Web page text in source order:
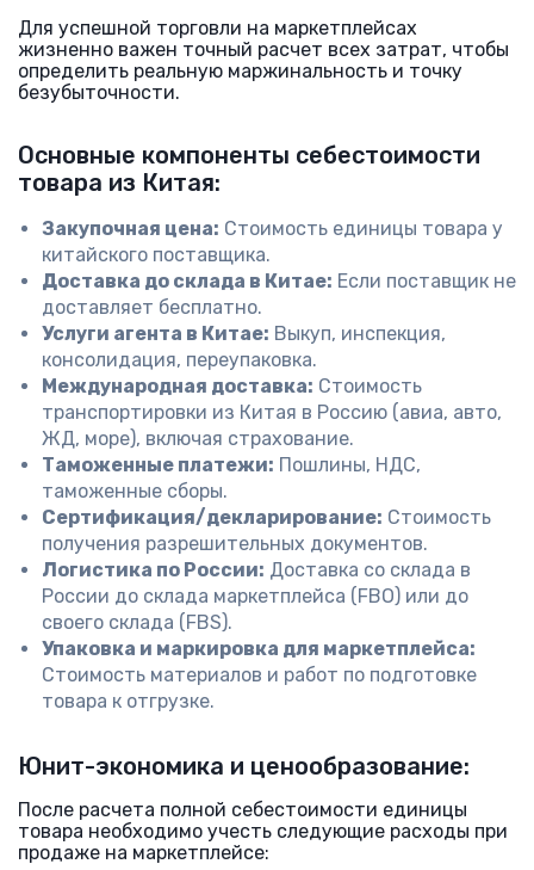
Для успешной торговли на маркетплейсах
жизненно важен точный расчет всех затрат, чтобы
определить реальную маржинальность и точку
безубыточности.
Основные компоненты себестоимости
товара из Китая:
Закупочная цена: Стоимость единицы товара у
китайского поставщика.
Доставка до склада в Китае: Если поставщик не
доставляет бесплатно.
Услуги агента в Китае: Выкуп, инспекция,
консолидация, переупаковка.
Международная доставка: Стоимость
транспортировки из Китая в Россию (авиа, авто,
ЖД, море), включая страхование.
Таможенные платежи: Пошлины, НДС,
таможенные сборы.
Сертификация/декларирование: Стоимость
получения разрешительных документов.
Логистика по России: Доставка со склада в
России до склада маркетплейса (FBO) или до
своего склада (FBS).
Упаковка и маркировка для маркетплейса:
Стоимость материалов и работ по подготовке
товара к отгрузке.
Юнит-экономика и ценообразование:
После расчета полной себестоимости единицы
товара необходимо учесть следующие расходы при
продаже на маркетплейсе: